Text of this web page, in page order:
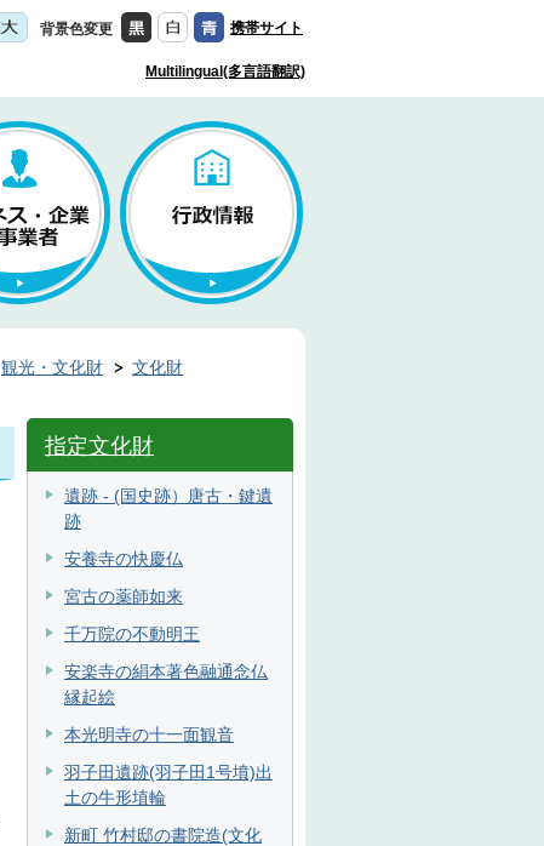
背景色変更 携帯サイト
Multilingual(多言語翻訳)
観光・文化財
文化財
指定文化財
遺跡 - (国史跡）唐古・鍵遺
跡
安養寺の快慶仏
宮古の薬師如来
千万院の不動明王
安楽寺の絹本著色融通念仏
縁起絵
本光明寺の十一面観音
羽子田遺跡(羽子田1号墳)出
土の牛形埴輪
新町 竹村邸の書院造(文化